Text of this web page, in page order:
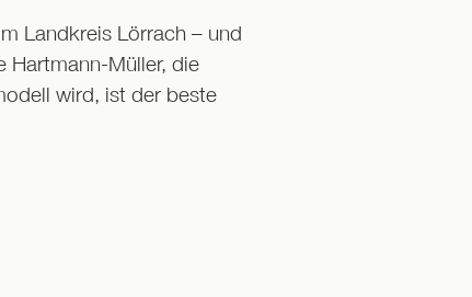
Landkreis Lörrach – und
Hartmann-Müller, die
wird, ist der beste